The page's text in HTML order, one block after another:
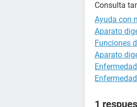
Consulta
Ayuda con
Aparato
Funciones
Aparato
1